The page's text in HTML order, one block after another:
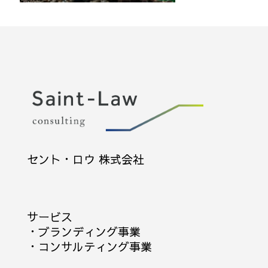
セント・ロウ 株式会社
サービス
・ ブランディング事業
・ コンサルティング事業